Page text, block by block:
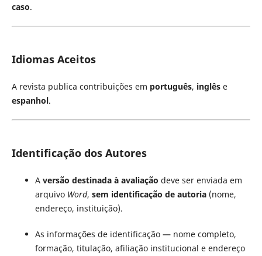
caso.
Idiomas Aceitos
A revista publica contribuições em português, inglêse
espanhol.
Identificação dos Autores
A versão destinada à avaliação deve ser enviada em
arquivo Word, sem identificação de autoria(nome,
endereço, instituição).
As informações de identificação — nome completo,
formação, titulação, afiliação institucional e endereço